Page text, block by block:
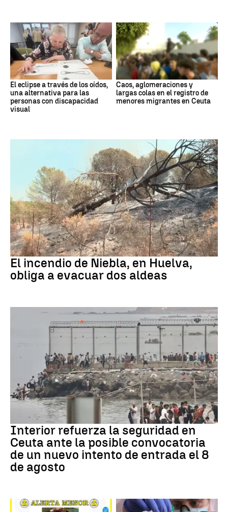
El eclipse a través de los oídos,
una alternativa para las
personas con discapacidad
visual
Caos, aglomeraciones y
largas colas en el registro de
menores migrantes en Ceuta
Andalucía
El incendio de Niebla, en Huelva,
obliga a evacuar dos aldeas
CRISIS MIGRATORIA
Interior refuerza la seguridad en
Ceuta ante la posible convocatoria
de un nuevo intento de entrada el 8
de agosto